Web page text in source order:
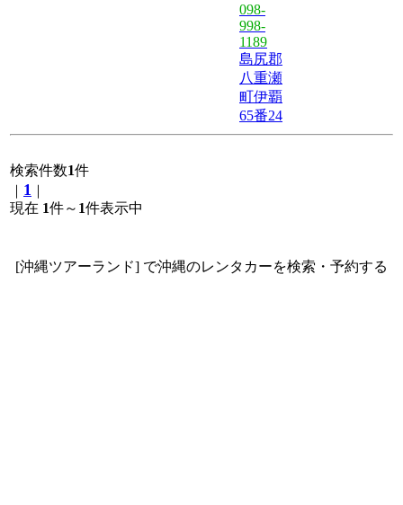
098-
998-
1189
島尻郡
八重瀬
町伊覇
65番24
検索件数1件
1
現在 1件～ 1件表示中
[沖縄ツアーランド] で沖縄のレンタカーを検索・予約する